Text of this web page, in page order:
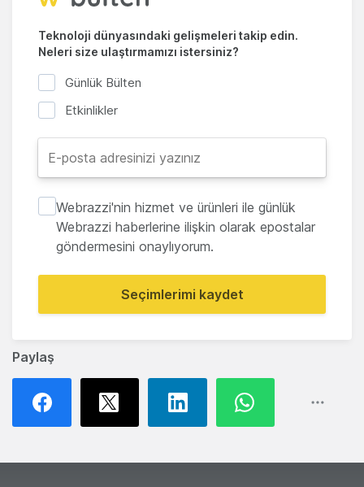
Paylaş
Teknoloji dünyasındaki gelişmeleri takip edin.
Neleri size ulaştırmamızı istersiniz?
Günlük Bülten
Etkinlikler
Webrazzi'nin hizmet ve ürünleri ile günlük
Webrazzi haberlerine ilişkin olarak epostalar
göndermesini onaylıyorum.
Seçimlerimi kaydet